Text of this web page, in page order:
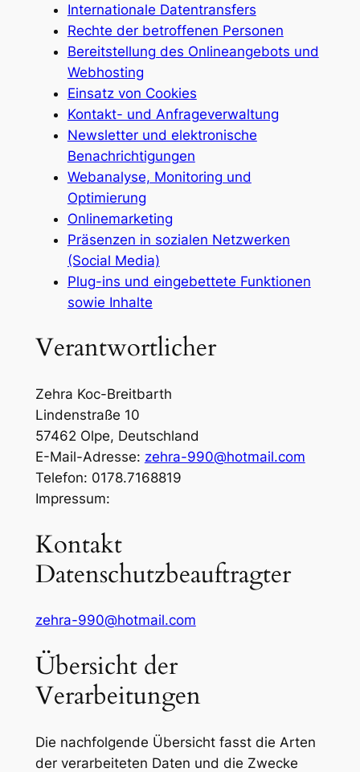
Internationale Datentransfers
Rechte der betroffenen Personen
Bereitstellung des Onlineangebots und
Webhosting
Einsatz von Cookies
Kontakt- und Anfrageverwaltung
Newsletter und elektronische
Benachrichtigungen
Webanalyse, Monitoring und
Optimierung
Onlinemarketing
Präsenzen in sozialen Netzwerken
(Social Media)
Plug-ins und eingebettete Funktionen
sowie Inhalte
Verantwortlicher
Zehra Koc-Breitbarth
Lindenstraße 10
57462 Olpe, Deutschland
E-Mail-Adresse: zehra-990@hotmail.com
Telefon: 0178.7168819
Impressum:
Kontakt
Datenschutzbeauftragter
zehra-990@hotmail.com
Übersicht der
Verarbeitungen
Die nachfolgende Übersicht fasst die Arten
der verarbeiteten Daten und die Zwecke